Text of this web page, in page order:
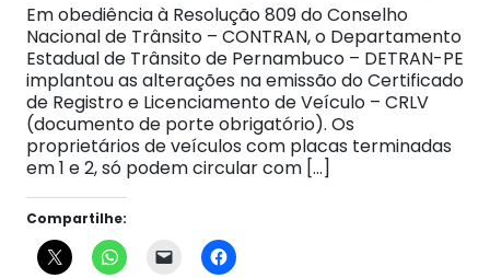
Em obediência à Resolução 809 do Conselho
Nacional de Trânsito – CONTRAN, o Departamento
Estadual de Trânsito de Pernambuco – DETRAN-PE
implantou as alterações na emissão do Certificado
de Registro e Licenciamento de Veículo – CRLV
(documento de porte obrigatório). Os
proprietários de veículos com placas terminadas
em 1 e 2, só podem circular com […]
Compartilhe: